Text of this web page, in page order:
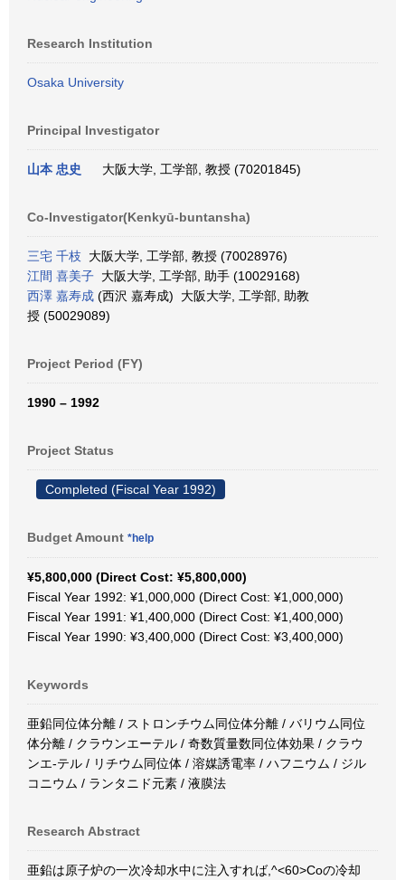
Research Institution
Osaka University
Principal Investigator
山本 忠史 大阪大学, 工学部, 教授 (70201845)
Co-Investigator(Kenkyū-buntansha)
三宅 千枝 大阪大学, 工学部, 教授 (70028976)
江間 喜美子 大阪大学, 工学部, 助手 (10029168)
西澤 嘉寿成 (西沢 嘉寿成) 大阪大学, 工学部, 助教
授 (50029089)
Project Period (FY)
1990 – 1992
Project Status
Completed (Fiscal Year 1992)
Budget Amount *help
¥5,800,000 (Direct Cost: ¥5,800,000)
Fiscal Year 1992: ¥1,000,000 (Direct Cost: ¥1,000,000)
Fiscal Year 1991: ¥1,400,000 (Direct Cost: ¥1,400,000)
Fiscal Year 1990: ¥3,400,000 (Direct Cost: ¥3,400,000)
Keywords
亜鉛同位体分離 / ストロンチウム同位体分離 / バリウム同位
体分離 / クラウンエーテル / 奇数質量数同位体効果 / クラウ
ンエ-テル / リチウム同位体 / 溶媒誘電率 / ハフニウム / ジル
コニウム / ランタニド元素 / 液膜法
Research Abstract
亜鉛は原子炉の一次冷却水中に注入すれば,^<60>Coの冷却